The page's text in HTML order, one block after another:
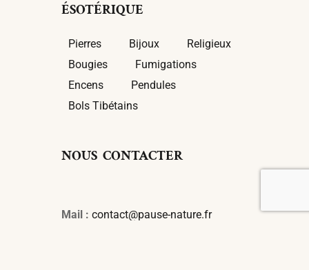
ÉSOTÉRIQUE
Pierres Bijoux
Religieux
Bougies
Fumigations
Encens
Pendules
Bols Tibétains
NOUS CONTACTER
Mail : contact@pause-nature.fr